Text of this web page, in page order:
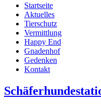
Startseite
Aktuelles
Tierschutz
Vermittlung
Happy End
Gnadenhof
Gedenken
Kontakt